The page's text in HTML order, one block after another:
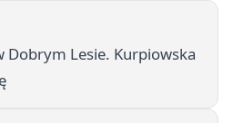
Dobrym Lesie. Kurpiowska